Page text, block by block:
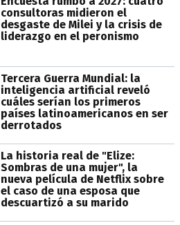
consultoras midieron el
desgaste de Milei y la crisis de
liderazgo en el peronismo
Tercera Guerra Mundial: la
inteligencia artificial reveló
cuáles serían los primeros
países latinoamericanos en ser
derrotados
La historia real de "Elize:
Sombras de una mujer", la
nueva película de Netflix sobre
el caso de una esposa que
descuartizó a su marido